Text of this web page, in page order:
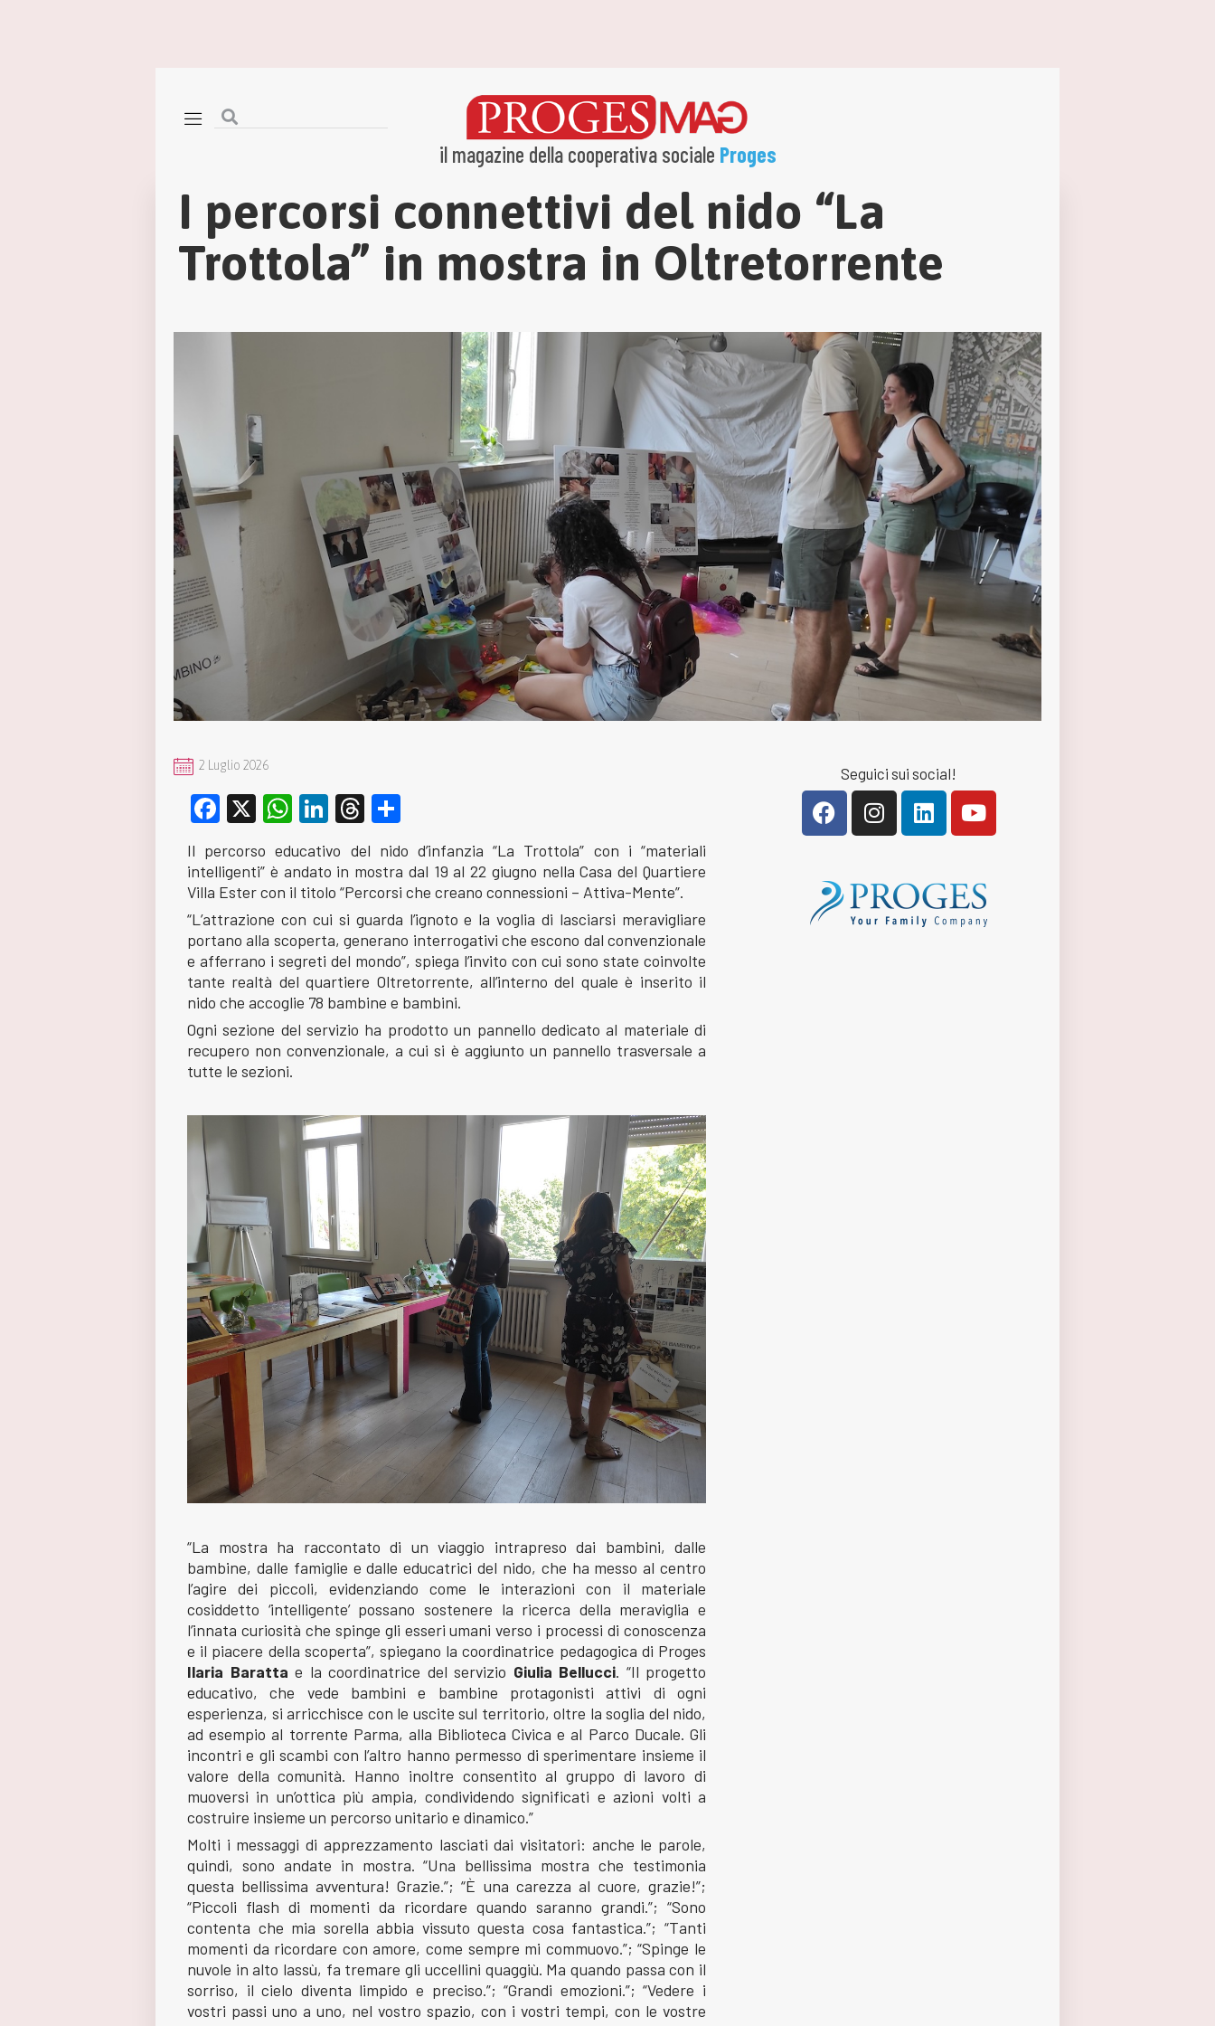
il magazine della cooperativa sociale Proges
I percorsi connettivi del nido “La
Trottola” in mostra in Oltretorrente
2 Luglio 2026
Facebook
X WhatsApp
LinkedIn
Threads
Il percorso educativo del nido d’infanzia “La Trottola” con i “materiali
intelligenti” è andato in mostra dal 19 al 22 giugno nella Casa del Quartiere
Villa Ester con il titolo “Percorsi che creano connessioni – Attiva-Mente”.
“L’attrazione con cui si guarda l’ignoto e la voglia di lasciarsi meravigliare
portano alla scoperta, generano interrogativi che escono dal convenzionale
e afferrano i segreti del mondo”, spiega l’invito con cui sono state coinvolte
tante realtà del quartiere Oltretorrente, all’interno del quale è inserito il
nido che accoglie 78 bambine e bambini.
Ogni sezione del servizio ha prodotto un pannello dedicato al materiale di
recupero non convenzionale, a cui si è aggiunto un pannello trasversale a
tutte le sezioni.
“La mostra ha raccontato di un viaggio intrapreso dai bambini, dalle
bambine, dalle famiglie e dalle educatrici del nido, che ha messo al centro
l’agire dei piccoli, evidenziando come le interazioni con il materiale
cosiddetto ‘intelligente’ possano sostenere la ricerca della meraviglia e
l’innata curiosità che spinge gli esseri umani verso i processi di conoscenza
e il piacere della scoperta”, spiegano la coordinatrice pedagogica di Proges
Ilaria Baratta e la coordinatrice del servizio Giulia Bellucci. “Il progetto
educativo, che vede bambini e bambine protagonisti attivi di ogni
esperienza, si arricchisce con le uscite sul territorio, oltre la soglia del nido,
ad esempio al torrente Parma, alla Biblioteca Civica e al Parco Ducale. Gli
incontri e gli scambi con l’altro hanno permesso di sperimentare insieme il
valore della comunità. Hanno inoltre consentito al gruppo di lavoro di
muoversi in un’ottica più ampia, condividendo significati e azioni volti a
costruire insieme un percorso unitario e dinamico.”
Molti i messaggi di apprezzamento lasciati dai visitatori: anche le parole,
quindi, sono andate in mostra. “Una bellissima mostra che testimonia
questa bellissima avventura! Grazie.”; “È una carezza al cuore, grazie!”;
“Piccoli flash di momenti da ricordare quando saranno grandi.”; “Sono
contenta che mia sorella abbia vissuto questa cosa fantastica.”; “Tanti
momenti da ricordare con amore, come sempre mi commuovo.”; “Spinge le
nuvole in alto lassù, fa tremare gli uccellini quaggiù. Ma quando passa con il
sorriso, il cielo diventa limpido e preciso.”; “Grandi emozioni.”; “Vedere i
vostri passi uno a uno, nel vostro spazio, con i vostri tempi, con le vostre
Seguici sui social!